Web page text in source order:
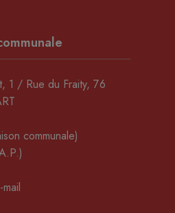
1 / Rue du Fraity, 76
communale)